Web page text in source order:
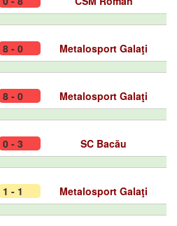
8 - 0 Metalosport Galaţi
8 - 0 Metalosport Galaţi
0 - 3 SC Bacău
1 - 1 Metalosport Galaţi